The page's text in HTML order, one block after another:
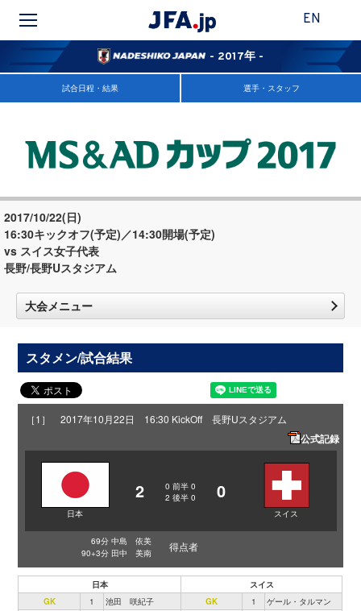
EN
- 2017年 -
試合日程・結果 選手・スタッフ
2017/10/22(日)
16:30キックオフ(予定)／14:30開場(予定)
vs スイス女子代表
長野/長野Uスタジアム
大会メニュー
スタメン/試合結果
［1］ 2017年10月22日 16:30 KickOff 長野Uスタジアム
公式記録
日本
2 0 前半 0
2 後半 0 0
スイス
69分 中島 依美
90+3分 田中 美南
得点者
日本
スイス
GK
1 池田 咲紀子 GK 1
ゲール・タルマン